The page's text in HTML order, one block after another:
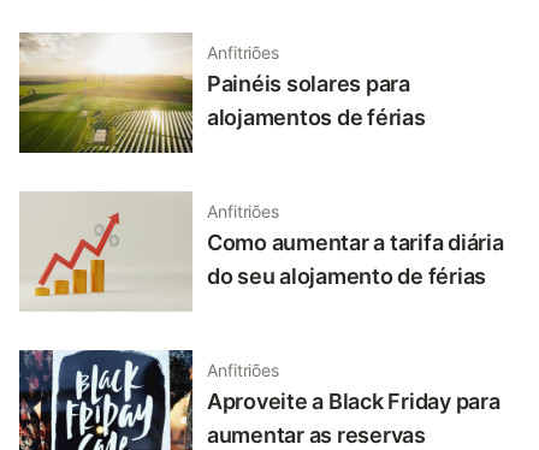
Anfitriões
Painéis solares para
alojamentos de férias
Anfitriões
Como aumentar a tarifa diária
do seu alojamento de férias
Anfitriões
Aproveite a Black Friday para
aumentar as reservas